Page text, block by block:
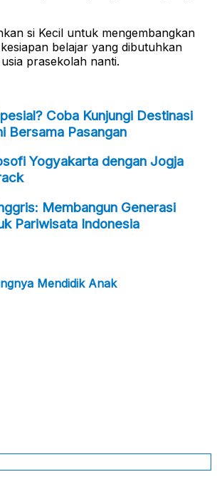
si Kecil untuk mengembangkan
belajar yang dibutuhkan
prasekolah nanti.
Coba Kunjungi Destinasi
Bersama Pasangan
Yogyakarta dengan Jogja
Membangun Generasi
Pariwisata Indonesia
Mendidik Anak